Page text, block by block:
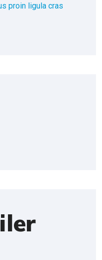
proin ligula cras